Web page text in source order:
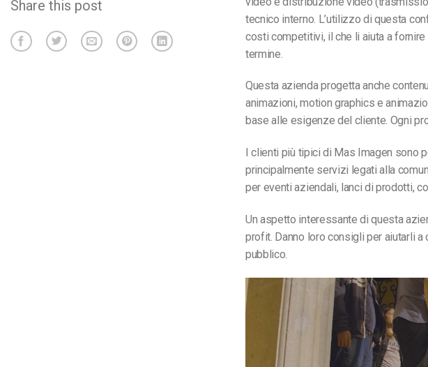
Share this post
tecnico interno. L’utilizzo di questa
costi competitivi, il che li aiuta a
termine.
Questa azienda progetta anche
animazioni, motion graphics e
base alle esigenze del cliente. Ogni
I clienti più tipici di Mas Imagen sono
principalmente servizi legati alla
per eventi aziendali, lanci di prodotti,
Un aspetto interessante di questa
profit. Danno loro consigli per aiutarli
pubblico.